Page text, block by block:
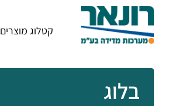
קטלוג מוצרים
בלוג